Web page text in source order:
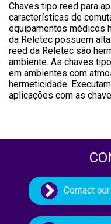
Chaves tipo reed para
características de
equipamentos médicos
da Reletec possuem
reed da Reletec são
ambiente. As chaves
em ambientes com
hermeticidade.
aplicações com as
Contact